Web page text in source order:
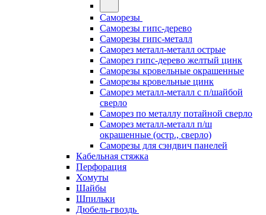
Саморезы
Саморезы гипс-дерево
Саморезы гипс-металл
Саморез металл-металл острые
Саморез гипс-дерево желтый цинк
Саморезы кровельные окрашенные
Саморезы кровельные цинк
Саморез металл-металл с п/шайбой
сверло
Саморез по металлу потайной сверло
Саморез металл-металл п/ш
окрашенные (остр., сверло)
Саморезы для сэндвич панелей
Кабельная стяжка
Перфорация
Хомуты
Шайбы
Шпильки
Дюбель-гвоздь